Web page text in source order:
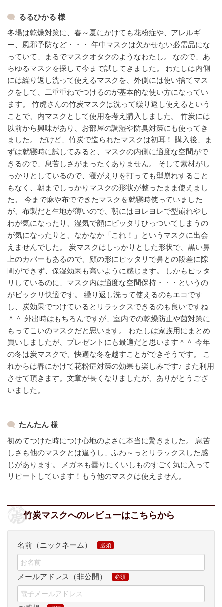
るるひかる 様
冬場は乾燥対策に、春～夏にかけても花粉症や、アレルギ
ー、風邪予防など・・・ 年中マスクは欠かせない必需品にな
っていて、まるでマスクオタクのようなわたし。
なので、あ
らゆるマスクを探して今まで試してきました。
わたしは内側
には繰り返し洗って使えるマスクを、外側には使い捨てマス
クをして、二重重ねでつけるのが基本的な使い方になってい
ます。
竹虎さんの竹炭マスクは洗って繰り返し使えるという
ことで、内マスクとして使用を考え購入しました。
竹炭には
以前から興味があり、お部屋の調湿や防臭対策にも使ってき
ました。
だけど、竹炭で造られたマスクは初耳！
購入後、ま
ずは就寝時に試してみると、マスクの内側に適度な空間がで
きるので、息苦しさがまったくありません。
そして素材がし
っかりとしているので、寝がえりを打っても型崩れすること
もなく、朝までしっかりマスクの形状が整ったまま使えまし
た。
今まで麻や布でできたマスクを就寝時使っていました
が、布製だと生地が薄いので、朝にはヨレヨレで型崩れやし
わが気になったり、湿気で顔にピッタリひっついてしまうの
が気になったりと、なかなか「これ！」というマスクに出会
えませんでした。
炭マスクはしっかりとした形状で、黒い鼻
上のカバーもあるので、顔の形にピッタリで鼻との段差に隙
間ができず、保湿効果も高いように感じます。
しかもピッタ
リしているのに、マスク内は適度な空間保持・・・というの
がビックリ快適です。
繰り返し洗って使えるのもエコです
し、炭効果でつけているとリラックスできるのも良いですね
＾＾ 外出時はもちろんですが、室内での乾燥防止や菌対策に
もってこいのマスクだと思います。
わたしは家族用にまとめ
買いしましたが、プレゼントにも最適だと思います＾＾ 今年
の冬は炭マスクで、快適な冬を越すことができそうです。
こ
れからは春にかけて花粉症対策の効果も楽しみです♪ また利用
させて頂きます。文章が長くなりましたが、ありがとうござ
いました。
たんたん 様
初めてつけた時につけ心地のよさに本当に驚きました。
息苦
しさも他のマスクとは違うし、ふわ～っとリラックスした感
じがあります。
メガネも曇りにくいしものすごく気に入って
リピートしています！もう他のマスクは使えません。
竹炭マスクへのレビューはこちらから
名前（ニックネーム）
メールアドレス（非公開）